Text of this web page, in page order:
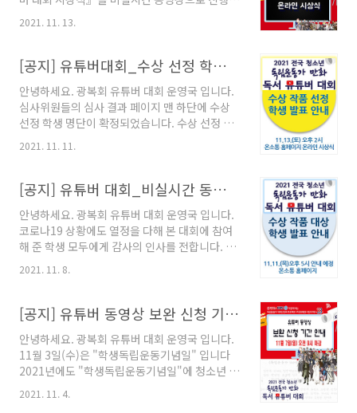
니다. 수상 소감을 발표한 학생들도 대상이나 최
우수상 수상 결과를 동영상으로 알게 됩니다. 아
및 소감으로 구성되어 있습니다. 함께 시상식에
참여한 마음으로 듣기를 바랍니다. :D
https://youtu.be/7Xb5qxuAlVo 대상과 최우
수상 작품은 차주에 공개해 드릴 예정입니다. 함
께 해준 모든 학생과 선생님 모두 감사의 인사를
드립니다. 독립운동가 정신을 본받아 더 좋은 대
KBS 교육부, 문화체육관광부 온소통주식회사 ..
2021. 11. 13.
[공지] 유튜버대회_수상 선정 학생 명단 및 시상 준비 안내_11/12(금)낮12시까지
안녕하세요. 광복회 유튜버 대회 운영국 입니다.
심사위원들의 심사 결과 페이지 맨 하단에 수상
선정 학생 명단이 확정되었습니다. 수상 선정 학
생에게 미리 축하의 인사를 드리고, 수상작에 선
정되지 못한 학생들에게도 감사의 인사를 드립니
과 같이 "레모나 3상자"를 선물로 보내드릴 예정
입니다. 다시 한번 참여한 모든 학생들에게 감사
의 인사를 전합니다. 그리고 수상 선정 학생의 경
우, 시상에 필요한 최종 정보를 아래 링크를 클릭
해 11월12일(금) 낮12시까지 회신해 주시기 바
랍니다. 시상에 필요한 정보로 인해 정확하게 입
제출은 온라인 시상식 동영상 제작에 필요..
2021. 11. 11.
[공지] 유튜버 대회_비실시간 동영상 온라인 시상식 안내_11/13(토)오후2시부터
안녕하세요. 광복회 유튜버 대회 운영국 입니다.
코로나19 상황에도 열정을 다해 본 대회에 참여
해 준 학생 모두에게 감사의 인사를 전합니다. 이
번주 토요일 오후2시에 계획했던 "실시간 화상"
온라인 시상식에서 "비실시간 동영상" 온라인 시
학기 중 시험 기간 등으로 인해 실시간 화상 접속
이 어려울 수 있다고 판단해 변경하게 된 점 양해
부탁드립니다. 다음과 같은 일정으로 사전 시상
식 동영상 제작으로 11월 13일(토) 오후2시에 시
상 결과 동영상으로 안내해 드리고자 합니다. 온
라인 시상식 및 진행 사항은 다음과 같은 프로세
2021. 11. 8.
[공지] 유튜버 동영상 보완 신청 기간 안내_11/7(일)오전9시까지
안녕하세요. 광복회 유튜버 대회 운영국 입니다.
11월 3일(수)은 "학생독립운동기념일" 입니다
2021년에도 "학생독립운동기념일"에 청소년 학
도록 행사를 진행하였습니다. 바쁜 학업 중에 참
2021. 11. 4.